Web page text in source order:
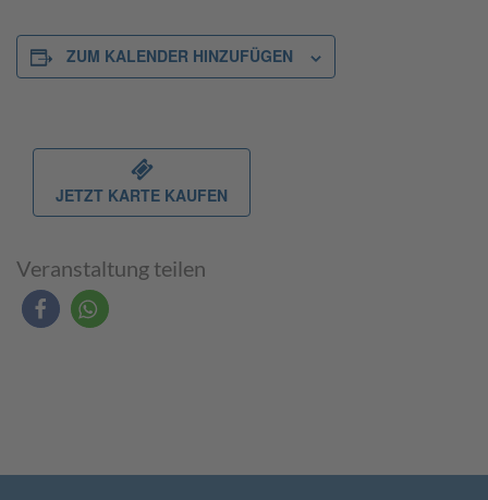
ZUM KALENDER HINZUFÜGEN
JETZT KARTE KAUFEN
Veranstaltung teilen